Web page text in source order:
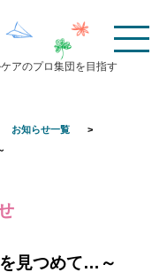
下馬あんしんすこやか
アのプロ集団を目指す
お知らせ一覧
見つめて…～